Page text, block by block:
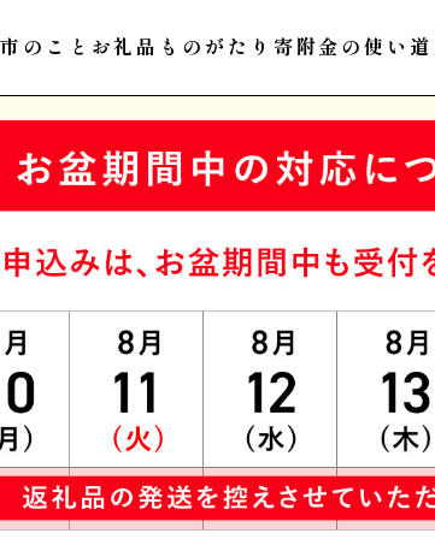
のこと お礼品ものがたり 寄附金の使い道